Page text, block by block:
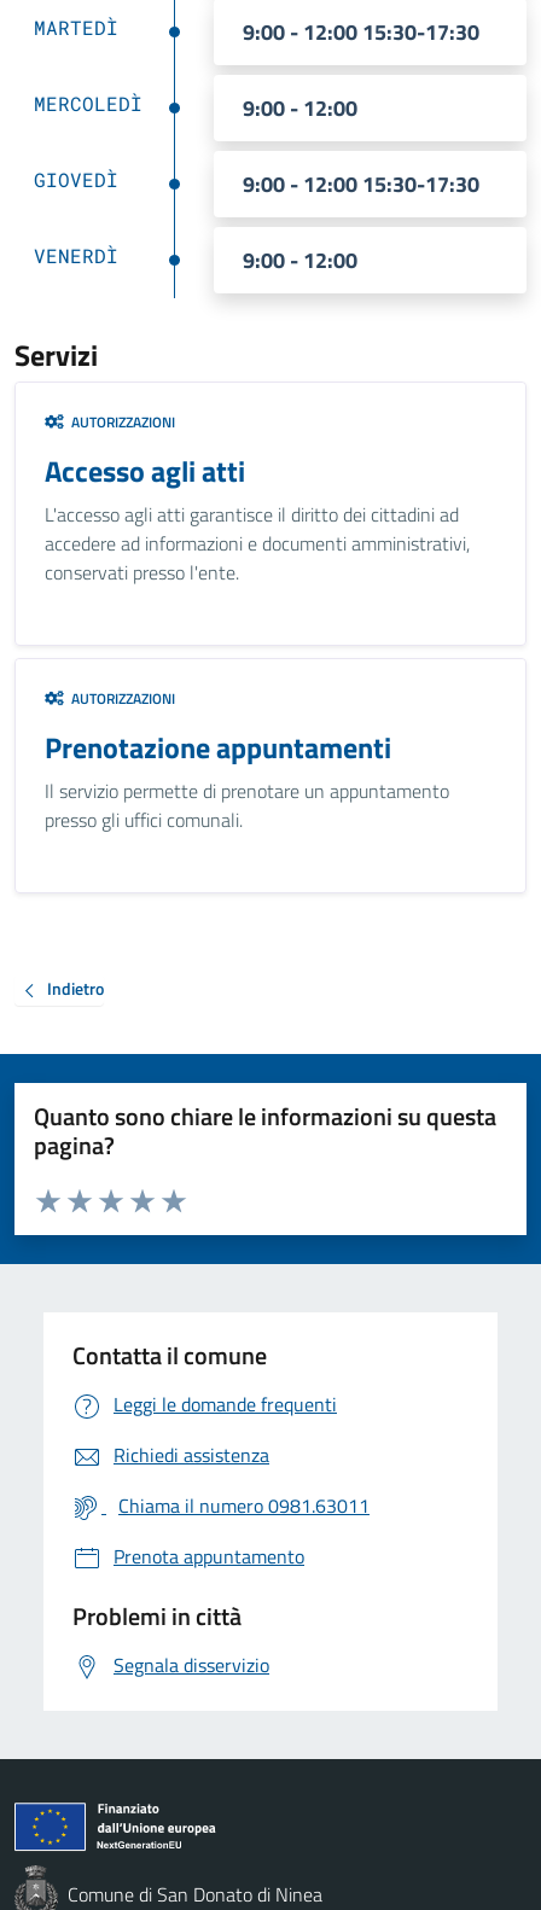
MARTEDÌ 9:00 - 12:00 15:30-17:30
MERCOLEDÌ 9:00 - 12:00
GIOVEDÌ 9:00 - 12:00 15:30-17:30
VENERDÌ 9:00 - 12:00
Servizi
AUTORIZZAZIONI
Accesso agli atti
L'accesso agli atti garantisce il diritto dei cittadini ad
accedere ad informazioni e documenti amministrativi,
conservati presso l'ente.
AUTORIZZAZIONI
Prenotazione appuntamenti
Il servizio permette di prenotare un appuntamento
presso gli uffici comunali.
Indietro
Quanto sono chiare le informazioni su questa
pagina?
Valuta da 1 a 5 stelle la pagina
Valuta 5 stelle su 5
Valuta 4 stelle su 5
Valuta 3 stelle su 5
Valuta 2 stelle su 5
Valuta 1 stelle su 5
Contatta il comune
Leggi le domande frequenti
Richiedi assistenza
Chiama il numero 0981.63011
Prenota appuntamento
Problemi in città
Segnala disservizio
Comune di San Donato di Ninea